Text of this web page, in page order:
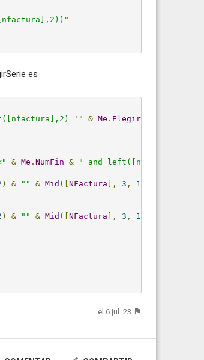
es
& Me . ElegirSerie
& Me . NumFin & " and left([nfactura],2)='"
) & "" & Mid ([ NFactura ], 3 , 1
) & "" & Mid ([ NFactura ], 3 , 1
el 6 jul. 23